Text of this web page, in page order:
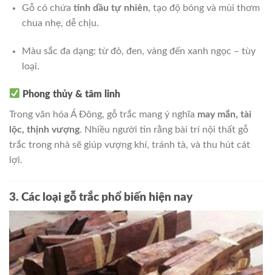
Gỗ có chứa tinh dầu tự nhiên, tạo độ bóng và mùi thơm
chua nhẹ, dễ chịu.
Màu sắc đa dạng: từ đỏ, đen, vàng đến xanh ngọc – tùy
loại.
Phong thủy & tâm linh
Trong văn hóa Á Đông, gỗ trắc mang ý nghĩa may mắn, tài
lộc, thịnh vượng. Nhiều người tin rằng bài trí nội thất gỗ
trắc trong nhà sẽ giúp vượng khí, tránh tà, và thu hút cát
lợi.
3. Các loại gỗ trắc phổ biến hiện nay